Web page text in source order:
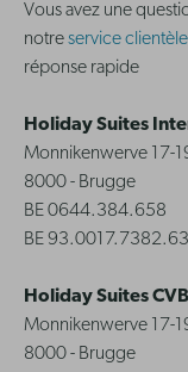
Vous avez une
notreservice clientèle
réponse rapide
Holiday Suites
Monnikenwerve 17-
8000 - Brugge
BE 0644.384.658
BE
Holiday Suites
Monnikenwerve 17-
8000 - Brugge